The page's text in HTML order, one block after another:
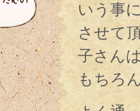
いう事
させて
子さん
もちろ